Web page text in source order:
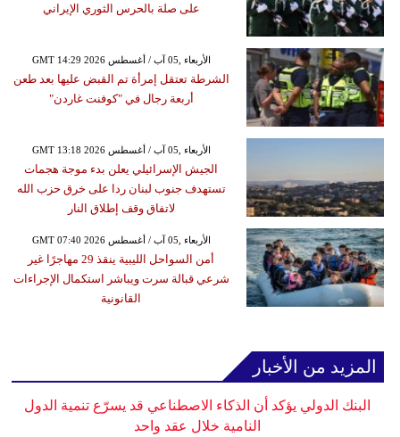
على صلة بالحرس الثوري الإيراني
GMT 14:29 2026 الأربعاء ,05 آب / أغسطس
الشرطة تعتقل إمرأة تم القبض عليها بعد طعن
أربعة رجال في "كوفنت غاردن"
GMT 13:18 2026 الأربعاء ,05 آب / أغسطس
الجيش الإسرائيلي يعلن بدء موجة هجمات
تستهدف جنوب لبنان ردا على خرق حزب الله
لاتفاق وقف إطلاق النار
GMT 07:40 2026 الأربعاء ,05 آب / أغسطس
أمن السواحل الليبية ينقذ 29 مهاجرًا غير
شرعي قبالة سرت ويباشر استكمال الإجراءات
القانونية
المزيد من الأخبار
البنك الدولي يؤكد أن الذكاء الاصطناعي قد يسرّع تنمية الدول
النامية خلال عقد واحد